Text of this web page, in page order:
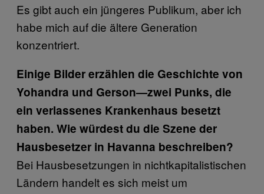
Es gibt auch ein jüngeres Publikum, aber ich
habe mich auf die ältere Generation
konzentriert.
Einige Bilder erzählen die Geschichte von
Yohandra und Gerson—zwei Punks, die
ein verlassenes Krankenhaus besetzt
haben. Wie würdest du die Szene der
Hausbesetzer in Havanna beschreiben?
Bei Hausbesetzungen in nichtkapitalistischen
Ländern handelt es sich meist um